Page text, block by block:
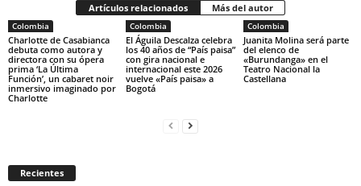
Artículos relacionados Más del autor
Colombia
Charlotte de Casabianca
debuta como autora y
directora con su ópera
prima ‘La Última
Función’, un cabaret noir
inmersivo imaginado por
Charlotte
Colombia
El Águila Descalza celebra
los 40 años de “País paisa”
con gira nacional e
internacional este 2026
vuelve «País paisa» a
Bogotá
Colombia
Juanita Molina será parte
del elenco de
«Burundanga» en el
Teatro Nacional la
Castellana
Recientes